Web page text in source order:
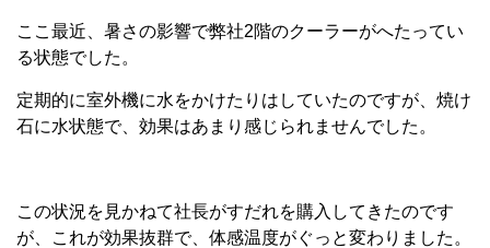
ここ最近、暑さの影響で弊社2階のクーラーがへたってい
る状態でした。
定期的に室外機に水をかけたりはしていたのですが、焼け
石に水状態で、効果はあまり感じられませんでした。
この状況を見かねて社長がすだれを購入してきたのです
が、これが効果抜群で、体感温度がぐっと変わりました。